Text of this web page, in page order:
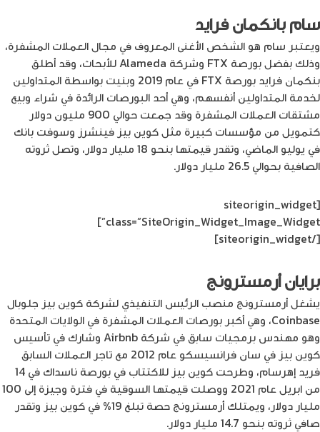
سام بانكمان فرايد
ويعتبر سام هو الشخص الأغنى المعروف في مجال العملات المشفرة،
وذلك بفضل بورصة FTX وشركة Alameda للأبحاث، وقد أطلق
بنكمان فرايد بورصة FTX في عام 2019 وبنيت بواسطة المتداولين
لخدمة المتداولين أنفسهم، وهي أحد البورصات الرائدة في شراء وبيع
مشتقات العملات المشفرة وقد جمعت حوالي 900 مليون دولار
كتمويل من مؤسسات كبيرة مثل كوين بيز فينشرز وسوفت بانك
في يوليو الماضي، وتقدر قيمتها بنحو 18 مليار دولار، وتصل ثروته
الصافية بحوالي 26.5 مليار دولار.
[siteorigin_widget
class=”SiteOrigin_Widget_Image_Widget”]
[/siteorigin_widget]
برايان أرمسترونج
يشغل أرمسترونج منصب الرئيس التنفيذي لشركة كوين بيز جلوبال
Coinbase، وهي أكبر بورصات العملات المشفرة في الولايات المتحدة
وهو مهندس برمجيات سابق في شركة Airbnb وشارك في تأسيس
كوين بيز في سان فرانسيسكو عام 2012 مع تاجر العملات السابق
فريد إهرسام، وطرحت كوين بيز للاكتتاب في بورصة ناسداك في 14
من ابريل عام 2021 ووصلت قيمتها السوقية في فترة وجيزة إلى 100
مليار دولار، ويمتلك أرمسترونج حصة تبلغ 19% في كوين بيز وتقدر
صافي ثروته بنحو 14.7 مليار دولار.